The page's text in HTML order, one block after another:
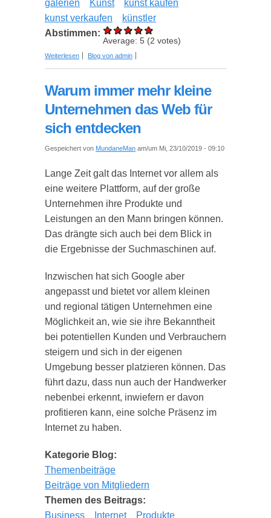
galerien
Kunst
kunst kaufen
kunst verkaufen
künstler
Abstimmen:
Average: 5 (2 votes)
Weiterlesen über Mit moderner Kunst den eindrucksvollen
Blog von admin
Warum immer mehr kleine
Unternehmen das Web für
sich entdecken
Gespeichert von MundaneMan am/um Mi, 23/10/2019 - 09:10
Lange Zeit galt das Internet vor allem als
eine weitere Plattform, auf der große
Unternehmen ihre Produkte und
Leistungen an den Mann bringen können.
Das drängte sich auch bei dem Blick in
die Ergebnisse der Suchmaschinen auf.
Inzwischen hat sich Google aber
angepasst und bietet vor allem kleinen
und regional tätigen Unternehmen eine
Möglichkeit an, wie sie ihre Bekanntheit
bei potentiellen Kunden und Verbrauchern
steigern und sich in der eigenen
Umgebung besser platzieren können. Das
führt dazu, dass nun auch der Handwerker
nebenbei erkennt, inwiefern er davon
profitieren kann, eine solche Präsenz im
Internet zu haben.
Kategorie Blog:
Themenbeiträge
Beiträge von Mitgliedern
Themen des Beitrags:
Business
Internet Produkte